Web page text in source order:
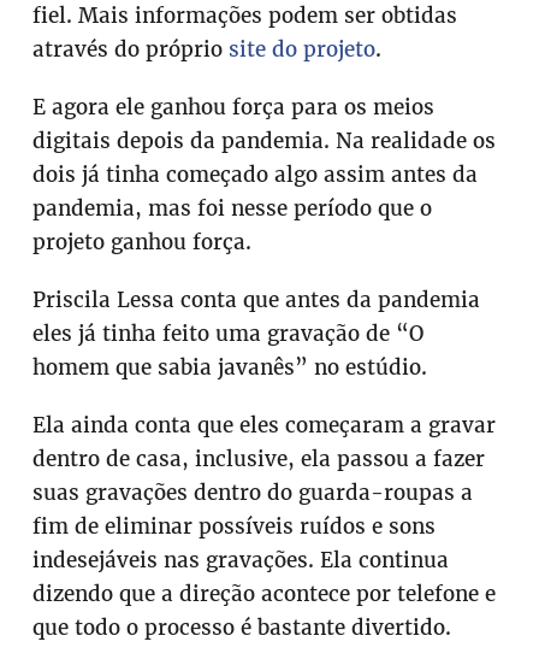
fiel. Mais informações podem ser obtidas
através do próprio site do projeto.
E agora ele ganhou força para os meios
digitais depois da pandemia. Na realidade os
dois já tinha começado algo assim antes da
pandemia, mas foi nesse período que o
projeto ganhou força.
Priscila Lessa conta que antes da pandemia
eles já tinha feito uma gravação de “O
homem que sabia javanês” no estúdio.
Ela ainda conta que eles começaram a gravar
dentro de casa, inclusive, ela passou a fazer
suas gravações dentro do guarda-roupas a
fim de eliminar possíveis ruídos e sons
indesejáveis nas gravações. Ela continua
dizendo que a direção acontece por telefone e
que todo o processo é bastante divertido.